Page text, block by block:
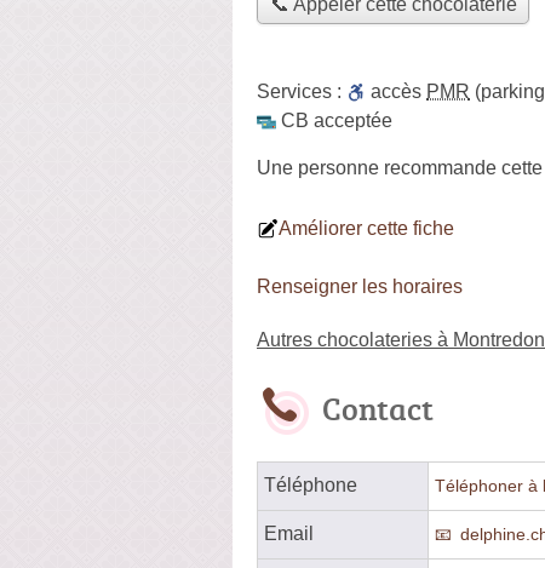
📞 Appeler cette chocolaterie
Services : accès PMR
CB acceptée
Une personne recommande
Améliorer cette fiche
Renseigner les horaires
Autres chocolateries à
Contact
Téléphone Téléphoner à
Email